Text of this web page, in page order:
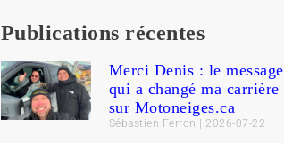
Publications récentes
Merci Denis : le message
qui a changé ma carrière
sur Motoneiges.ca
Sébastien Ferron 2026-07-22